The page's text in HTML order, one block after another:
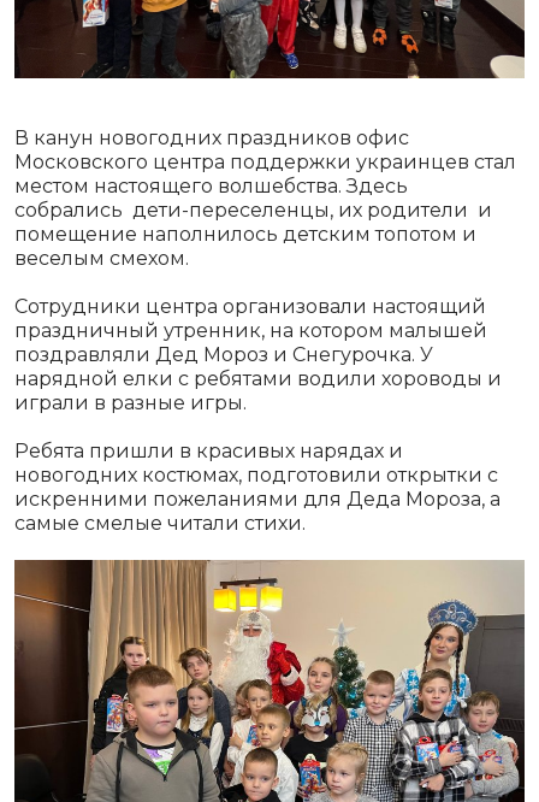
В канун новогодних праздников офис
Московского центра поддержки украинцев стал
местом настоящего волшебства. Здесь
собрались дети-переселенцы, их родители и
помещение наполнилось детским топотом и
веселым смехом.
Сотрудники центра организовали настоящий
праздничный утренник, на котором малышей
поздравляли Дед Мороз и Снегурочка. У
нарядной елки с ребятами водили хороводы и
играли в разные игры.
Ребята пришли в красивых нарядах и
новогодних костюмах, подготовили открытки с
искренними пожеланиями для Деда Мороза, а
самые смелые читали стихи.